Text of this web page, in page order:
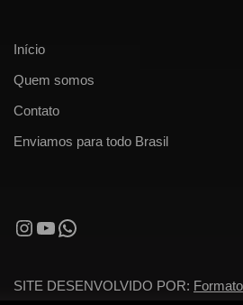
Início
Quem somos
Contato
Enviamos para todo Brasil
SITE DESENVOLVIDO POR: